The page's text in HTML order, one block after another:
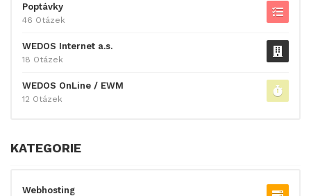
Poptávky
46 Otázek
WEDOS Internet a.s.
18 Otázek
WEDOS OnLine / EWM
12 Otázek
KATEGORIE
Webhosting